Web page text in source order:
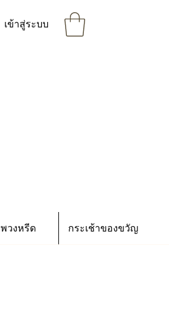
เข้าสู่ระบบ
พวงหรีด กระเช้าของขวัญ